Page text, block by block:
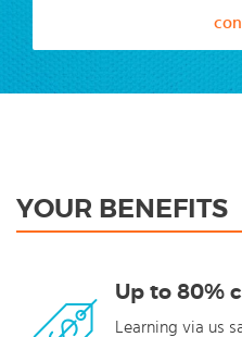
YOUR BENEFITS
Up to 80%
Learning via us